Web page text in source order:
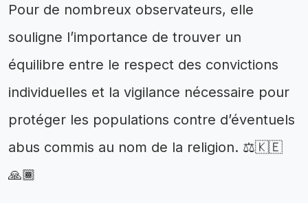
Pour de nombreux observateurs, elle
souligne l’importance de trouver un
équilibre entre le respect des convictions
individuelles et la vigilance nécessaire pour
protéger les populations contre d’éventuels
abus commis au nom de la religion. ⚖️🇰🇪
🙏🏾